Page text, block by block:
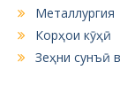
Металлургия
Корҳои кӯҳӣ
Зеҳни сунъӣ